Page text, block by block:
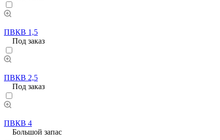
ПВКВ 1,5
Под заказ
ПВКВ 2,5
Под заказ
ПВКВ 4
Большой запас